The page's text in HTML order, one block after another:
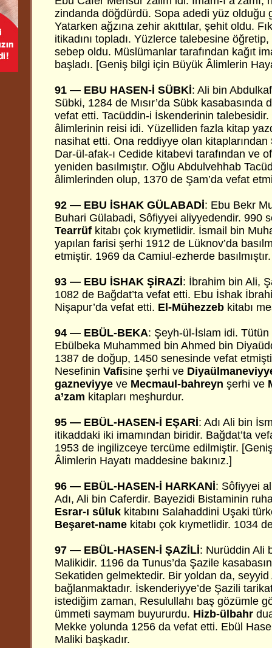
zindanda döğdürdü. Sopa adedi yüz olduğu
Yatarken ağzına zehir akıttılar, şehit oldu.
itikadını topladı. Yüzlerce talebesine
sebep oldu. Müslümanlar tarafından kağıt
başladı. [Geniş bilgi için Büyük Âlimlerin
91 — EBU HASEN-İ SÜBKİ: Ali bin
Sübki, 1284 de Mısır’da Sübk kasabasında
vefat etti. Tacüddin-i İskenderinin talebesidir.
âlimlerinin reisi idi. Yüzelliden fazla kitap
nasihat etti. Ona reddiyye olan kitaplarından
Dar-ül-afak-ı Cedide kitabevi tarafından ve
yeniden basılmıştır. Oğlu Abdulvehhab
âlimlerinden olup, 1370 de Şam’da vefat
92 — EBU İSHAK GÜLABADİ: Ebu Bekr
Buhari Gülabadi, Sôfiyyei aliyyedendir. 990
Tearrüf kitabı çok kıymetlidir. İsmail bin
yapılan farisi şerhi 1912 de Lüknov’da
etmiştir. 1969 da Camiul-ezherde basılmıştır.
93 — EBU İSHAK ŞİRAZİ: İbrahim bin Ali,
1082 de Bağdat’ta vefat etti. Ebu İshak
Nişapur’da vefat etti. El-Mühezzeb kitabı
94 — EBÜL-BEKA: Şeyh-ül-İslam idi.
Ebülbeka Muhammed bin Ahmed bin
1387 de doğup, 1450 senesinde vefat
Nesefinin Vafisine şerhi ve
gazneviyye ve Mecmaul-bahreyn şerhi ve
a’zam kitapları meşhurdur.
95 — EBÜL-HASEN-İ EŞARİ: Adı Ali bin
itikaddaki iki imamından biridir. Bağdat’ta
1953 de ingilizceye tercüme edilmiştir.
Âlimlerin Hayatı maddesine bakınız.]
96 — EBÜL-HASEN-İ HARKANİ: Sôfiyyei
Adı, Ali bin Caferdir. Bayezidi Bistaminin
Esrar-ı süluk kitabını Salahaddini Uşaki
Beşaret-name kitabı çok kıymetlidir. 1034
97 — EBÜL-HASEN-İ ŞAZİLİ: Nurüddin Ali
Malikidir. 1196 da Tunus’da Şazile
Sekatiden gelmektedir. Bir yoldan da, seyyid
bağlanmaktadır. İskenderiyye’de Şazili
istediğim zaman, Resulullahı baş gözümle
ümmeti saymam buyururdu. Hizb-ülbahr
Mekke yolunda 1256 da vefat etti. Ebül
Maliki başkadır.